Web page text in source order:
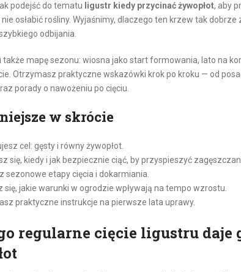
podejść do tematu ligustr kiedy przycinać żywopłot, aby
osłabić rośliny. Wyjaśnimy, dlaczego ten krzew tak dobrze
odbijania.
także mapę sezonu: wiosna jako start formowania, lato na
Otrzymasz praktyczne wskazówki krok po kroku — od
porady o nawożeniu po cięciu.
w skrócie
cel: gęsty i równy żywopłot.
się, kiedy i jak bezpiecznie ciąć, by przyspieszyć
sezonowe etapy cięcia i dokarmiania.
się, jakie warunki w ogrodzie wpływają na tempo wzrostu.
praktyczne instrukcje na pierwsze lata uprawy.
regularne cięcie ligustru daje